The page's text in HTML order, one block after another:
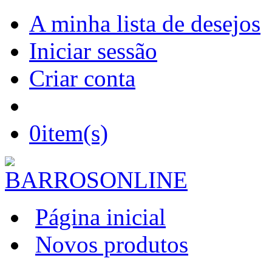
A minha lista de desejos
Iniciar sessão
Criar conta
0item(s)
Página inicial
Novos produtos